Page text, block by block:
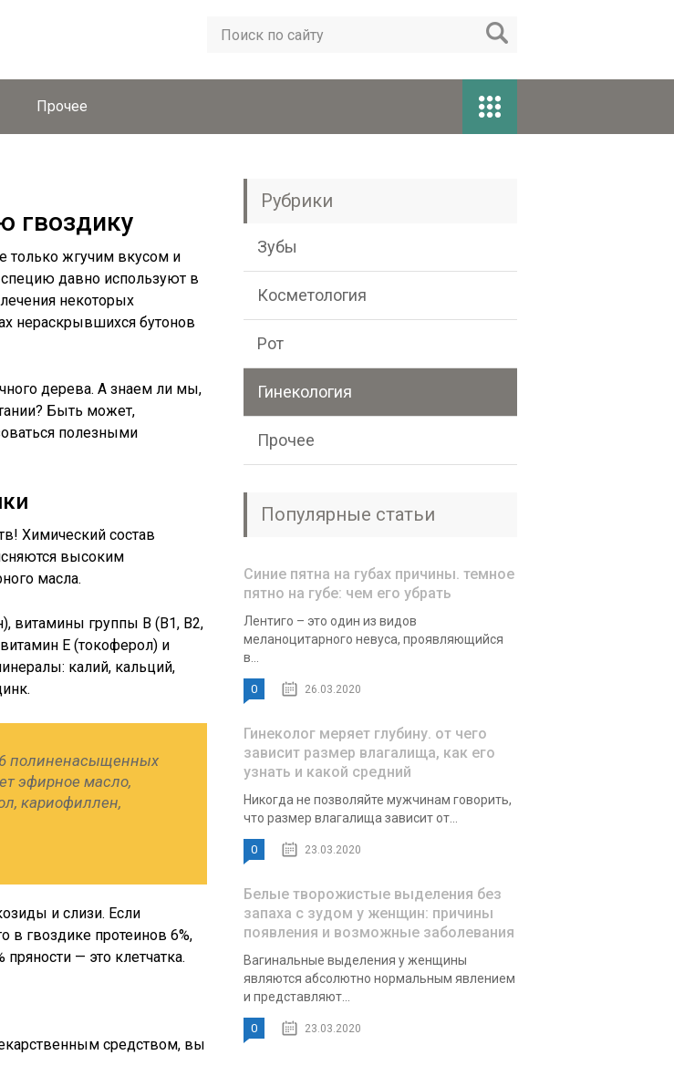
Прочее
гвоздику
только жгучим вкусом и
давно используют в
некоторых
нераскрывшихся бутонов
дерева. А знаем ли мы,
Быть может,
полезными
Химический состав
высоким
масла.
витамины группы В (В1, В2,
Е (токоферол) и
калий, кальций,
полиненасыщенных
эфирное масло,
кариофиллен,
и слизи. Если
в гвоздике протеинов 6%,
— это клетчатка.
средством, вы
Рубрики
Зубы
Косметология
Рот
Гинекология
Прочее
Популярные статьи
Синие пятна на губах причины. темное
пятно на губе: чем его убрать
Лентиго – это один из видов
меланоцитарного невуса, проявляющийся
в...
0 26.03.2020
Гинеколог меряет глубину. от чего
зависит размер влагалища, как его
узнать и какой средний
Никогда не позволяйте мужчинам говорить,
что размер влагалища зависит от...
0 23.03.2020
Белые творожистые выделения без
запаха с зудом у женщин: причины
появления и возможные заболевания
Вагинальные выделения у женщины
являются абсолютно нормальным явлением
и представляют...
0 23.03.2020